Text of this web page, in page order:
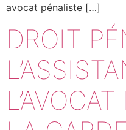
avocat pénaliste […]
DROIT